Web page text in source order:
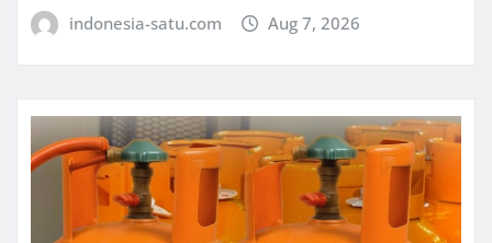
indonesia-satu.com Aug 7, 2026